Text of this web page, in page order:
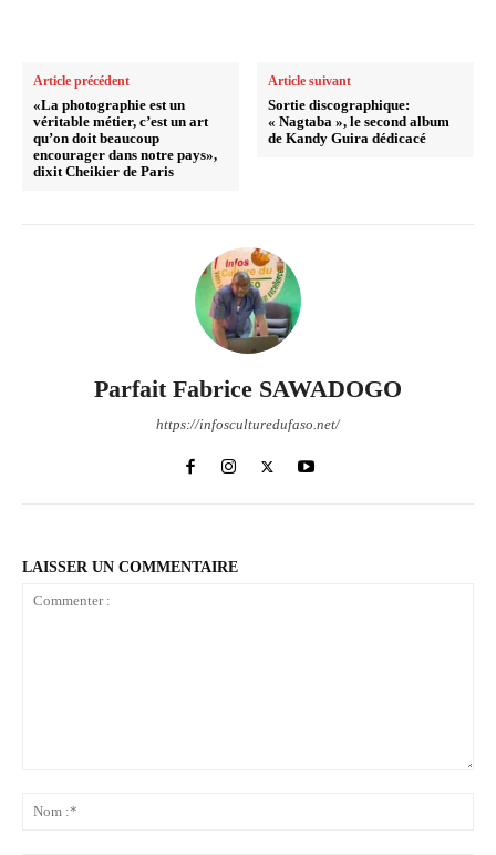
Article précédent
«La photographie est un
véritable métier, c’est un art
qu’on doit beaucoup
encourager dans notre pays»,
dixit Cheikier de Paris
Article suivant
Sortie discographique:
« Nagtaba », le second album
de Kandy Guira dédicacé
Parfait Fabrice SAWADOGO
https://infosculturedufaso.net/
LAISSER UN COMMENTAIRE